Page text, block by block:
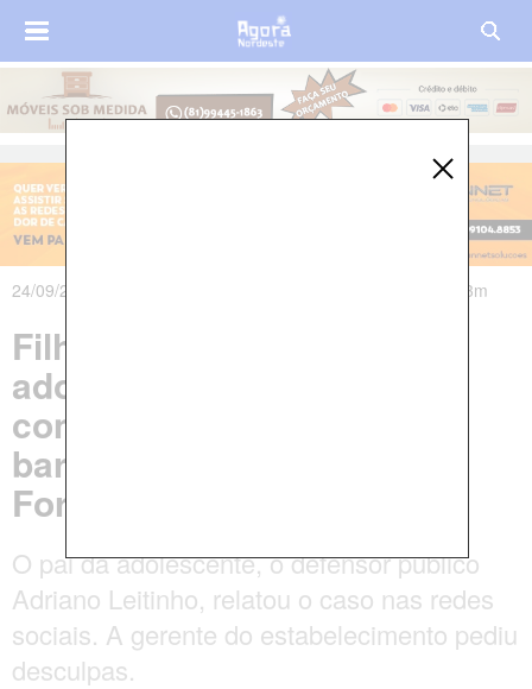
24/09/2021 às 19h48m - Atualizado em 25/09/2021 às 01h43m
Filha de defensor público,
adolescente negra é
confundida com pedinte e
barrada em shopping de
Fortaleza
O pai da adolescente, o defensor público
Adriano Leitinho, relatou o caso nas redes
sociais. A gerente do estabelecimento pediu
desculpas.